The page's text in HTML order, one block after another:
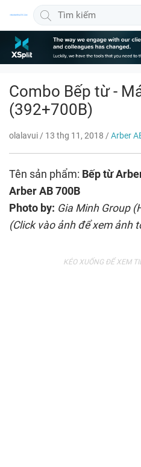
Combo Bếp từ -
(392+700B)
olalavui/ 13 thg 11, 2018 / Arber
Tên sản phẩm: Bếp từ
Arber AB 700B
Photo by: Gia Minh Group
(Click vào ảnh để xem ảnh
Quảng cáo bài viết 300x600